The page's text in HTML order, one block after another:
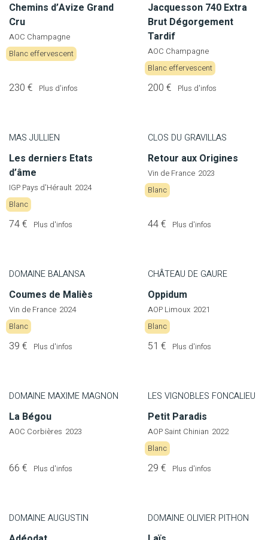
Chemins d’Avize Grand
Cru
AOC Champagne
Blanc effervescent
230 € Plus d'infos
Jacquesson 740 Extra
Brut Dégorgement
Tardif
AOC Champagne
Blanc effervescent
200 € Plus d'infos
MAS JULLIEN
Les derniers Etats
d’âme
IGP Pays d'Hérault 2024
Blanc
74 € Plus d'infos
CLOS DU GRAVILLAS
Retour aux Origines
Vin de France 2023
Blanc
44 € Plus d'infos
DOMAINE BALANSA
Coumes de Maliès
Vin de France 2024
Blanc
39 € Plus d'infos
CHÂTEAU DE GAURE
Oppidum
AOP Limoux 2021
Blanc
51 € Plus d'infos
DOMAINE MAXIME MAGNON
La Bégou
AOC Corbières 2023
66 € Plus d'infos
LES VIGNOBLES FONCALIEU
Petit Paradis
AOP Saint Chinian 2022
Blanc
29 € Plus d'infos
DOMAINE AUGUSTIN DOMAINE OLIVIER PITHON